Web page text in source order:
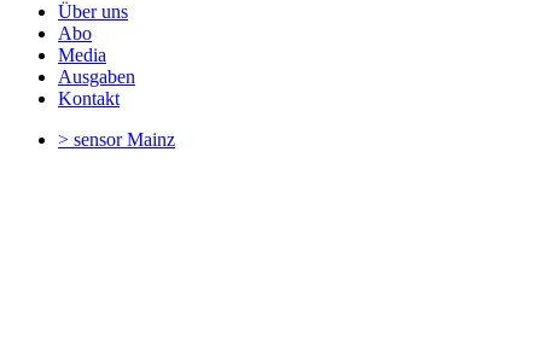
Über uns
Abo
Media
Ausgaben
Kontakt
> sensorMainz